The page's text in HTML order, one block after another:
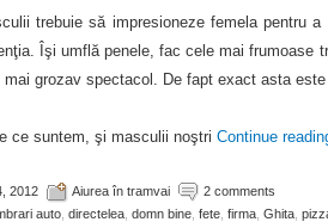
trebuie să impresioneze femela pentru
Îşi umflă penele, fac cele mai frumoase
grozav spectacol. De fapt exact asta
ce suntem, şi masculii noştri Continue
2012 Aiurea în tramvai
2 comments
auto directelea domn bine fete firma Ghita